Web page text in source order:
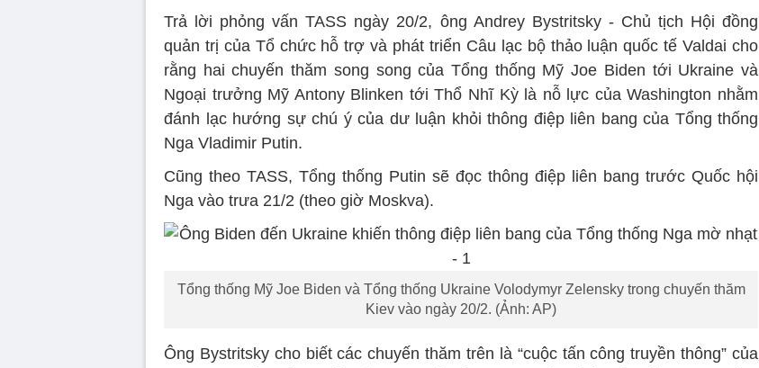
Trả lời phỏng vấn TASS ngày 20/2, ông Andrey Bystritsky - Chủ tịch Hội đồng
quản trị của Tổ chức hỗ trợ và phát triển Câu lạc bộ thảo luận quốc tế Valdai cho
rằng hai chuyến thăm song song của Tổng thống Mỹ Joe Biden tới Ukraine và
Ngoại trưởng Mỹ Antony Blinken tới Thổ Nhĩ Kỳ là nỗ lực của Washington nhằm
đánh lạc hướng sự chú ý của dư luận khỏi thông điệp liên bang của Tổng thống
Nga Vladimir Putin.
Cũng theo TASS, Tổng thống Putin sẽ đọc thông điệp liên bang trước Quốc hội
Nga vào trưa 21/2 (theo giờ Moskva).
Tổng thống Mỹ Joe Biden và Tổng thống Ukraine Volodymyr Zelensky trong chuyến thăm
Kiev vào ngày 20/2. (Ảnh: AP)
Ông Bystritsky cho biết các chuyến thăm trên là “cuộc tấn công truyền thông” của